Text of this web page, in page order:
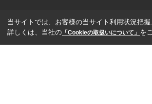
当サイトでは、お客様の当サイト利用状況把
詳しくは、当社の 「Cookieの取扱いについて」 を